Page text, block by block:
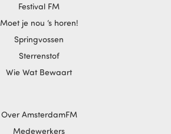
Festival FM
Moet je nou ‘s horen!
Springvossen
Sterrenstof
Wie Wat Bewaart
Over AmsterdamFM
Medewerkers